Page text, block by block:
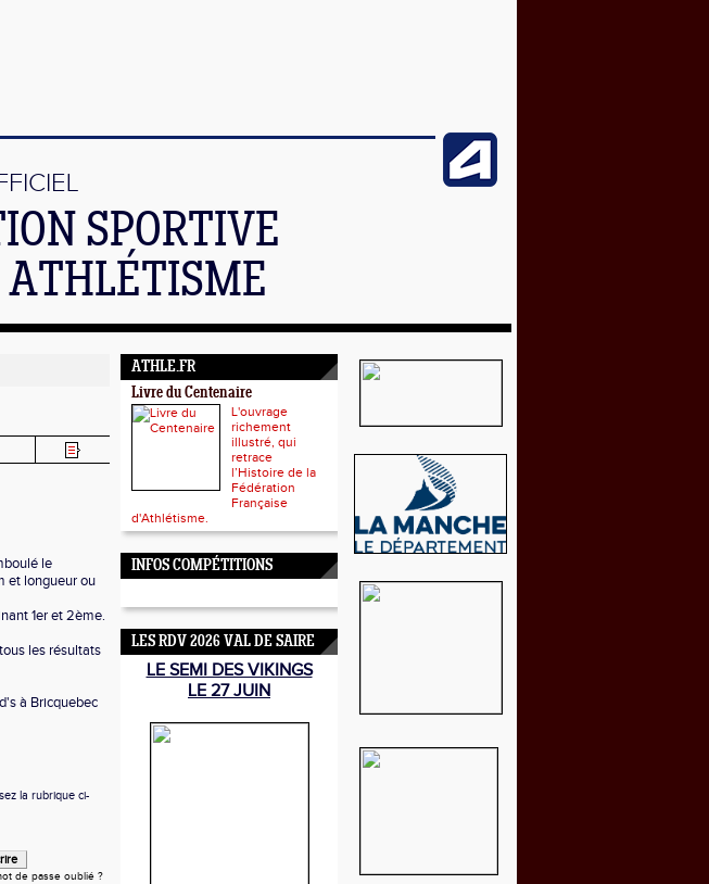
SPORTIVE
le
et longueur ou
1er et 2ème.
les résultats
à Bricquebec
la rubrique ci-
de passe oublié ?
ATHLE.FR
Livre du Centenaire
L'ouvrage
richement
illustré, qui
retrace
l’Histoire de la
Fédération
Française
d'Athlétisme.
INFOS COMPÉTITIONS
LES RDV 2026 VAL DE SAIRE
LE SEMI DES VIKINGS
LE 27 JUIN